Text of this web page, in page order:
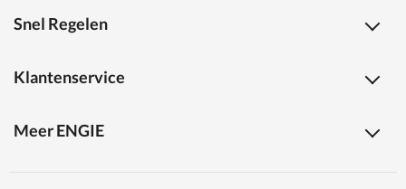
Snel Regelen
Klantenservice
Meer ENGIE